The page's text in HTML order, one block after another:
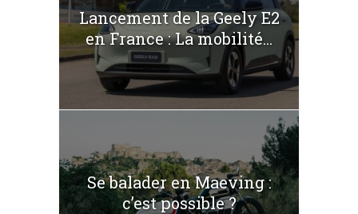
Lancement de la Geely E2
en France : La mobilité...
Se balader en Maeving :
c’est possible ?